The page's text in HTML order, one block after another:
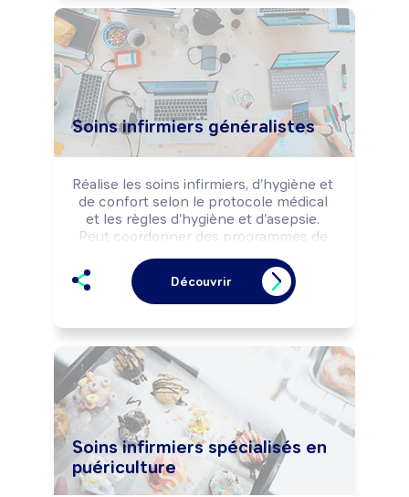
Soins infirmiers généralistes
Réalise les soins infirmiers, d'hygiène et
de confort selon le protocole médical
et les règles d'hygiène et d'asepsie.
Peut coordonner des programmes de
Infirmiers -DSI -, Hospitalisation à
Domicile -HAD-, ...) Peut coordonner
une équipe ou diriger un cabinet.
Découvrir
Soins infirmiers spécialisés en
puériculture